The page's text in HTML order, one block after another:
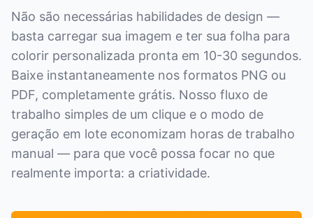
Não são necessárias habilidades de design —
basta carregar sua imagem e ter sua folha para
colorir personalizada pronta em 10-30 segundos.
Baixe instantaneamente nos formatos PNG ou
PDF, completamente grátis. Nosso fluxo de
trabalho simples de um clique e o modo de
geração em lote economizam horas de trabalho
manual — para que você possa focar no que
realmente importa: a criatividade.